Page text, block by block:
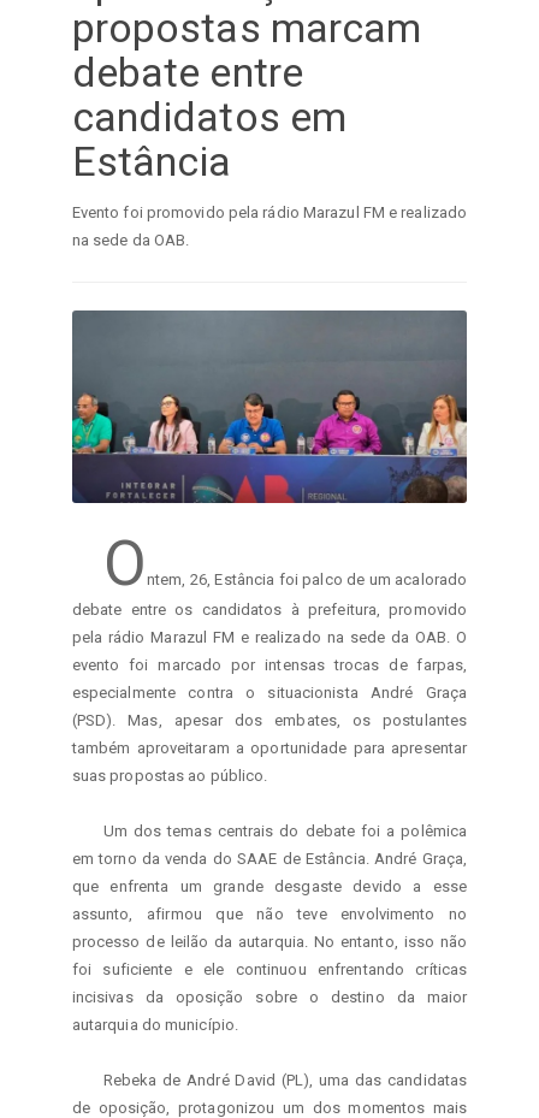
propostas marcam
debate entre
candidatos em
Estância
Evento foi promovido pela rádio Marazul FM e realizado
na sede da OAB.
O ntem, 26, Estância foi palco de um acalorado
debate entre os candidatos à prefeitura, promovido
pela rádio Marazul FM e realizado na sede da OAB. O
evento foi marcado por intensas trocas de farpas,
especialmente contra o situacionista André Graça
(PSD). Mas, apesar dos embates, os postulantes
também aproveitaram a oportunidade para apresentar
suas propostas ao público.
Um dos temas centrais do debate foi a polêmica
em torno da venda do SAAE de Estância. André Graça,
que enfrenta um grande desgaste devido a esse
assunto, afirmou que não teve envolvimento no
processo de leilão da autarquia. No entanto, isso não
foi suficiente e ele continuou enfrentando críticas
incisivas da oposição sobre o destino da maior
autarquia do município.
Rebeka de André David (PL), uma das candidatas
de oposição, protagonizou um dos momentos mais